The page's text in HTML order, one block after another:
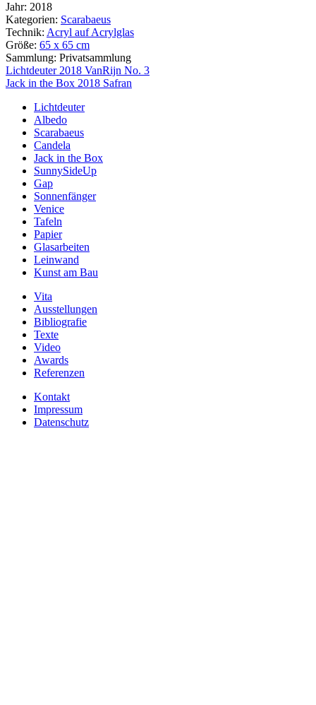
Jahr: 2018
Kategorien: Scarabaeus
Technik: Acryl auf Acrylglas
Größe: 65 x 65 cm
Sammlung: Privatsammlung
Beitragsnavigation
Lichtdeuter 2018 VanRijn No. 3
Jack in the Box 2018 Safran
Lichtdeuter
Albedo
Scarabaeus
Candela
Jack in the Box
SunnySideUp
Gap
Sonnenfänger
Venice
Tafeln
Papier
Glasarbeiten
Leinwand
Kunst am Bau
Vita
Ausstellungen
Bibliografie
Texte
Video
Awards
Referenzen
Kontakt
Impressum
Datenschutz